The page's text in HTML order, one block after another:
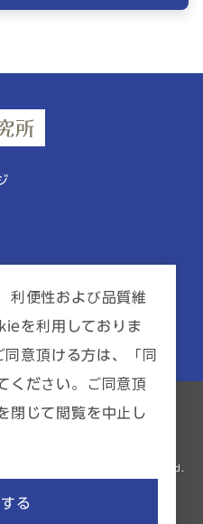
サイトマップ
局長（金商）第2941号
INC. All Rights Reserved.
利便性および品質維
を利用しておりま
意頂ける方は、「同
ください。ご同意頂
閉じて閲覧を中止し
る